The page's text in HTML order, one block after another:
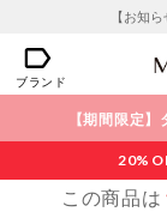
【お知
ブランド
【期間限定
20%
この商品は